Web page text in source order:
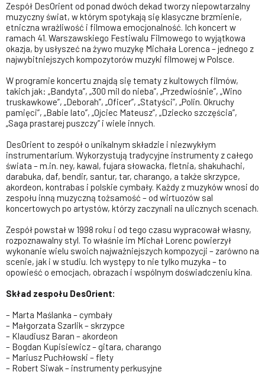
Zespół DesOrient od ponad dwóch dekad tworzy niepowtarzalny
muzyczny świat, w którym spotykają się klasyczne brzmienie,
etniczna wrażliwość i filmowa emocjonalność. Ich koncert w
ramach 41. Warszawskiego Festiwalu Filmowego to wyjątkowa
okazja, by usłyszeć na żywo muzykę Michała Lorenca – jednego z
najwybitniejszych kompozytorów muzyki filmowej w Polsce.
W programie koncertu znajdą się tematy z kultowych filmów,
takich jak: „Bandyta”, „300 mil do nieba”, „Przedwiośnie”, „Wino
truskawkowe”, „Deborah”, „Oficer”, „Statyści”, „Polin. Okruchy
pamięci”, „Babie lato”, „Ojciec Mateusz”, „Dziecko szczęścia”,
„Saga prastarej puszczy” i wiele innych.
DesOrient to zespół o unikalnym składzie i niezwykłym
instrumentarium. Wykorzystują tradycyjne instrumenty z całego
świata – m.in. ney, kawal, fujara słowacka, fletnia, shakuhachi,
darabuka, daf, bendir, santur, tar, charango, a także skrzypce,
akordeon, kontrabas i polskie cymbały. Każdy z muzyków wnosi do
zespołu inną muzyczną tożsamość – od wirtuozów sal
koncertowych po artystów, którzy zaczynali na ulicznych scenach.
Zespół powstał w 1998 roku i od tego czasu wypracował własny,
rozpoznawalny styl. To właśnie im Michał Lorenc powierzył
wykonanie wielu swoich najważniejszych kompozycji – zarówno na
scenie, jak i w studiu. Ich występy to nie tylko muzyka – to
opowieść o emocjach, obrazach i wspólnym doświadczeniu kina.
Skład zespołu DesOrient:
– Marta Maślanka – cymbały
– Małgorzata Szarlik – skrzypce
– Klaudiusz Baran – akordeon
– Bogdan Kupisiewicz – gitara, charango
– Mariusz Puchłowski – flety
– Robert Siwak – instrumenty perkusyjne